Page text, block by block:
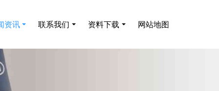
资讯 联系我们 资料下载 网站地图